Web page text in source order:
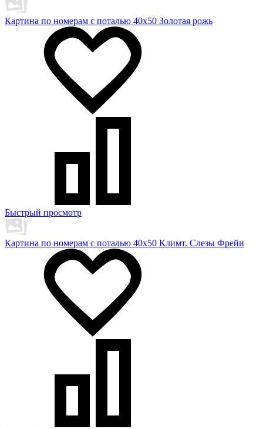
Картина по номерам с поталью 40х50 Золотая рожь
Быстрый просмотр
Картина по номерам с поталью 40х50 Климт. Слезы Фрейи